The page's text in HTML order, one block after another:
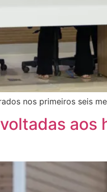
nos primeiros seis
aos